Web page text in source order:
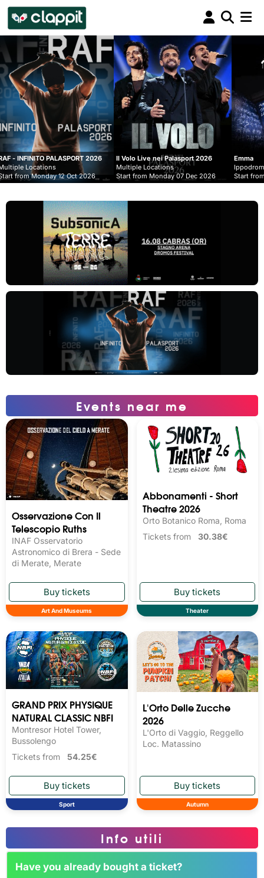
Clappit
biglietteria
2026
2026
Il Volo Live nei Palasport 2026
Multiple Locations
Start from Monday 07 Dec 2026
Emma
Ippodromo Snai - San Siro
Start from Wednesday 09 Sep
Events near me
Osservazione Con Il
Telescopio Ruths
INAF Osservatorio
Astronomico di Brera - Sede
di Merate, Merate
Art And Museums
Abbonamenti - Short
Theatre 2026
Orto Botanico Roma, Roma
Tickets from 30.38€
Theater
GRAND PRIX PHYSIQUE
NATURAL CLASSIC NBFI
Montresor Hotel Tower,
Bussolengo
Tickets from 54.25€
Sport
L'Orto Delle Zucche
2026
L'Orto di Vaggio, Reggello
Loc. Matassino
Autumn
Info utili
Have you already bought a ticket?